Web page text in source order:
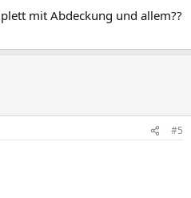
mit Abdeckung und allem??
#5